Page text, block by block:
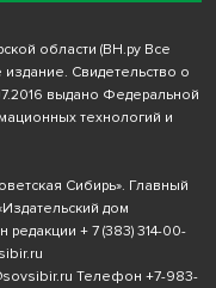
области (ВН.ру Все
Свидетельство о
выдано Федеральной
технологий и
Сибирь». Главный
дом
редакции + 7 (383) 314-00-
Телефон +7-983-